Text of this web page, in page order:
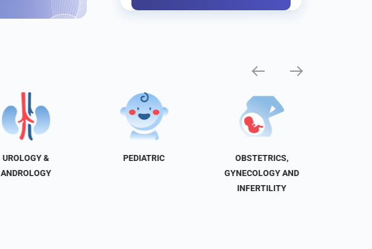
UROLOGY &
ANDROLOGY
PEDIATRIC
OBSTETRICS,
GYNECOLOGY AND
INFERTILITY